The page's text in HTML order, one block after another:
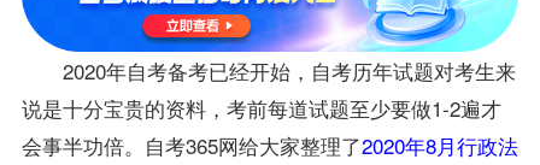
2020年自考备考已经开始，自考历年试题对考生来
说是十分宝贵的资料，考前每道试题至少要做1-2遍才
会事半功倍。自考365网给大家整理了2020年8月行政法